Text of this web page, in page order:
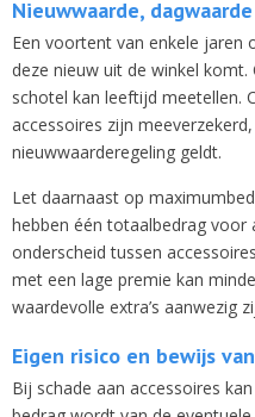
Nieuwwaarde,
Een voortent van enkele
deze nieuw uit de winkel
schotel kan leeftijd meetellen.
accessoires zijn
nieuwwaarderegeling geldt.
Let daarnaast op
hebben één totaalbedrag voor
onderscheid tussen
met een lage premie kan
waardevolle extra’s aanwezig
Eigen risico en bewijs
Bij schade aan accessoires